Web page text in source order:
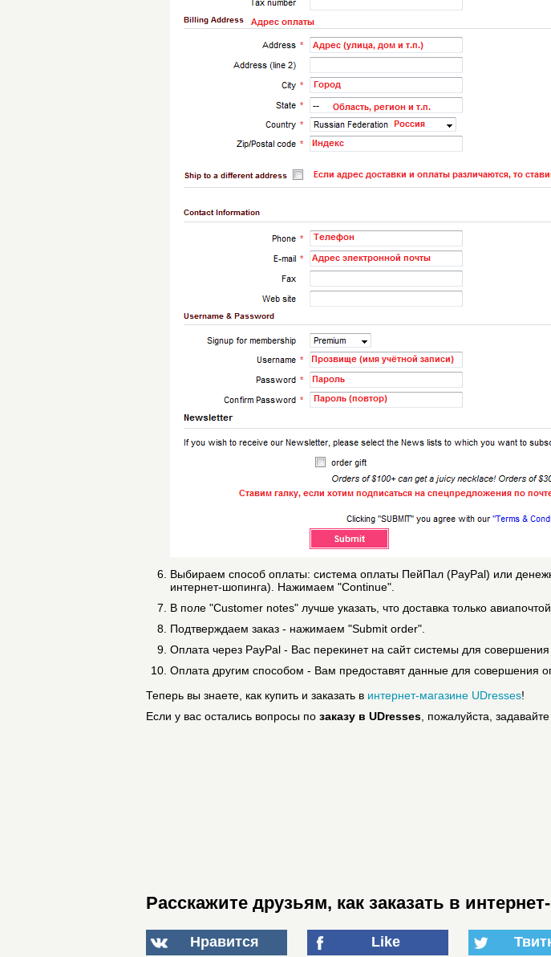
Выбираем способ оплаты: система оплаты ПейПал (PayPal) или
интернет-шопинга). Нажимаем "Continue".
В поле "Customer notes" лучше указать, что доставка только
Подтверждаем заказ - нажимаем "Submit order".
Оплата через PayPal - Вас перекинет на сайт системы для совершения
Оплата другим способом - Вам предоставят данные для совершения
Теперь вы знаете, как купить и заказать в интернет-магазине UDresses!
Если у вас остались вопросы по заказу в UDresses , пожалуйста,
Расскажите друзьям, как заказать в
Нравится Like